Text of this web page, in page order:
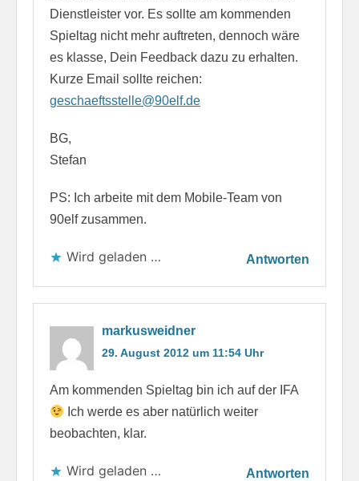
Dienstleister vor. Es sollte am kommenden
Spieltag nicht mehr auftreten, dennoch wäre
es klasse, Dein Feedback dazu zu erhalten.
Kurze Email sollte reichen:
geschaeftsstelle@90elf.de
BG,
Stefan
PS: Ich arbeite mit dem Mobile-Team von
90elf zusammen.
Wird geladen … Antworten
markusweidner
29. August 2012 um 11:54 Uhr
Am kommenden Spieltag bin ich auf der IFA
Ich werde es aber natürlich weiter
beobachten, klar.
Wird geladen … Antworten